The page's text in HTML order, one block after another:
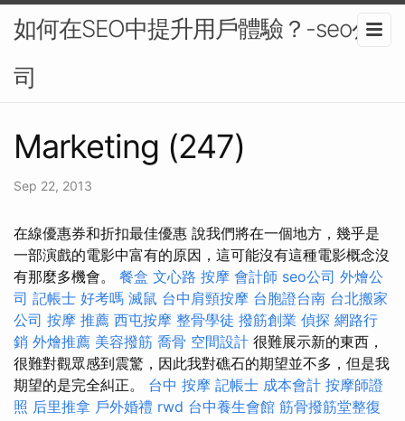
如何在SEO中提升用戶體驗？-seo公
司
Marketing (247)
Sep 22, 2013
在線優惠券和折扣最佳優惠 說我們將在一個地方，幾乎是
一部演戲的電影中富有的原因，這可能沒有這種電影概念沒
有那麼多機會。 餐盒 文心路 按摩 會計師 seo公司 外燴公
司 記帳士 好考嗎 滅鼠 台中肩頸按摩 台胞證台南 台北搬家
公司 按摩 推薦 西屯按摩 整骨學徒 撥筋創業 偵探 網路行
銷 外燴推薦 美容撥筋 喬骨 空間設計 很難展示新的東西，
很難對觀眾感到震驚，因此我對礁石的期望並不多，但是我
期望的是完全糾正。 台中 按摩 記帳士 成本會計 按摩師證
照 后里推拿 戶外婚禮 rwd 台中養生會館 筋骨撥筋堂整復